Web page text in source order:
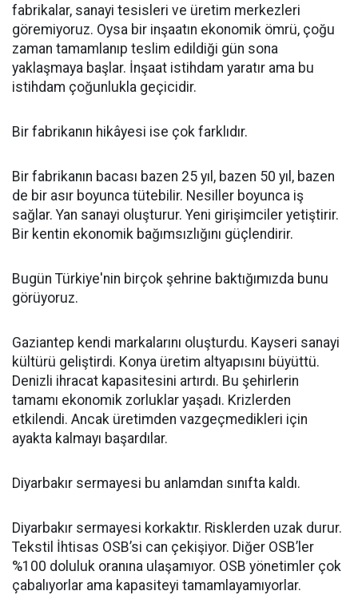
fabrikalar, sanayi tesisleri ve üretim merkezleri
göremiyoruz. Oysa bir inşaatın ekonomik ömrü, çoğu
zaman tamamlanıp teslim edildiği gün sona
yaklaşmaya başlar. İnşaat istihdam yaratır ama bu
istihdam çoğunlukla geçicidir.
Bir fabrikanın hikâyesi ise çok farklıdır.
Bir fabrikanın bacası bazen 25 yıl, bazen 50 yıl, bazen
de bir asır boyunca tütebilir. Nesiller boyunca iş
sağlar. Yan sanayi oluşturur. Yeni girişimciler yetiştirir.
Bir kentin ekonomik bağımsızlığını güçlendirir.
Bugün Türkiye'nin birçok şehrine baktığımızda bunu
görüyoruz.
Gaziantep kendi markalarını oluşturdu. Kayseri sanayi
kültürü geliştirdi. Konya üretim altyapısını büyüttü.
Denizli ihracat kapasitesini artırdı. Bu şehirlerin
tamamı ekonomik zorluklar yaşadı. Krizlerden
etkilendi. Ancak üretimden vazgeçmedikleri için
ayakta kalmayı başardılar.
Diyarbakır sermayesi bu anlamdan sınıfta kaldı.
Diyarbakır sermayesi korkaktır. Risklerden uzak durur.
Tekstil İhtisas OSB’si can çekişiyor. Diğer OSB’ler
%100 doluluk oranına ulaşamıyor. OSB yönetimler çok
çabalıyorlar ama kapasiteyi tamamlayamıyorlar.